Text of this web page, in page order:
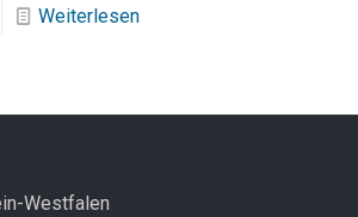
Weiterlesen
Westfalen